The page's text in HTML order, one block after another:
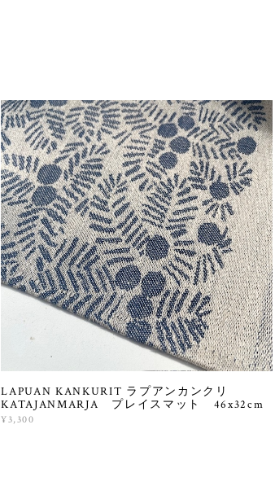
LAPUAN KANKURIT ラプアンカンクリ
KATAJANMARJA プレイスマット 46x32cm
¥3,300